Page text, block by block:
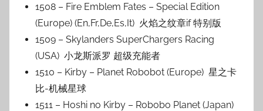
1508 – Fire Emblem Fates – Special Edition
(Europe) (En,Fr,De,Es,It) 火焰之纹章if 特别版
1509 – Skylanders SuperChargers Racing
(USA) 小龙斯派罗 超级充能者
1510 – Kirby – Planet Robobot (Europe) 星之卡
比-机械星球
1511 – Hoshi no Kirby – Robobo Planet (Japan)